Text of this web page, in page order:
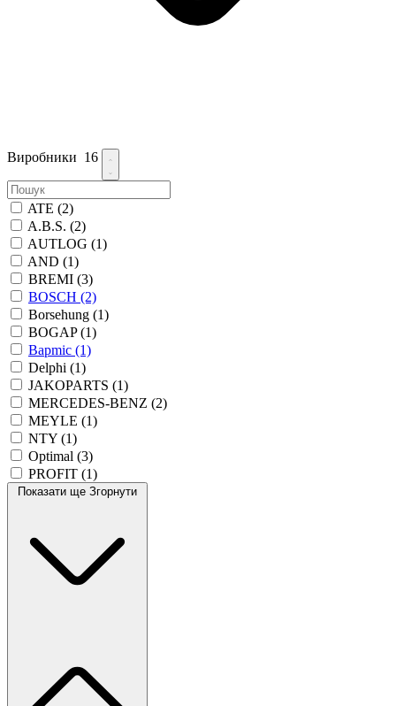
Виробники 16
ATE (2)
A.B.S. (2)
AUTLOG (1)
AND (1)
BREMI (3)
BOSCH (2)
Borsehung (1)
BOGAP(1)
Bapmic (1)
Delphi (1)
JAKOPARTS (1)
MERCEDES-BENZ (2)
MEYLE (1)
NTY (1)
Optimal (3)
PROFIT (1)
Показати ще Згорнути